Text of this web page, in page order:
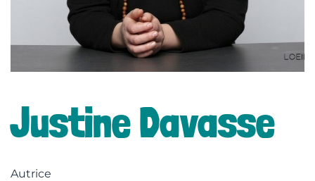
Justine Davasse
Autrice